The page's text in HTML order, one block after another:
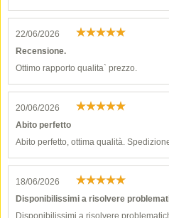
22/06/2026
Recensione.
Ottimo rapporto qualita` prezzo.
20/06/2026
Abito perfetto
Abito perfetto, ottima qualità.
18/06/2026
Disponibilissimi a risolvere
Disponibilissimi a risolvere